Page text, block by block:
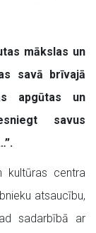
mākslas un
savā brīvajā
apgūtas un
savus
kultūras centra
atsaucību,
sadarbībā ar